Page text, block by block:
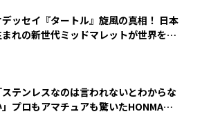
ッセイ『タートル』旋風の真相！ 日本
れの新世代ミッドマレットが世界を席
ステンレスなのは言われないとわからな
」プロもアマチュアも驚いたHONMA